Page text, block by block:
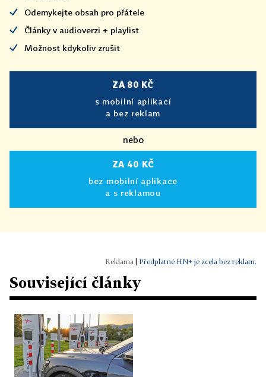
Odemykejte obsah pro přátele
Články v audioverzi + playlist
Možnost kdykoliv zrušit
ZA 80 KČ
s mobilní aplikací
a bez reklam
nebo
ZA 40 KČ
bez mobilní aplikace
a s reklamou
Předplatné HN+ je zcela bez reklam.
Související články